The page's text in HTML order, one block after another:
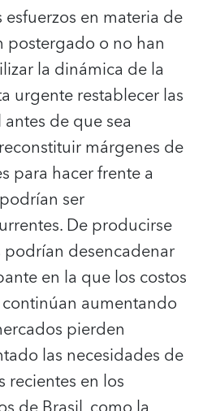
esfuerzos en materia de
postergado o no han
la dinámica de la
urgente restablecer las
de que sea
márgenes de
para hacer frente a
ser
De producirse
podrían desencadenar
en la que los costos
aumentando
pierden
las necesidades de
recientes en los